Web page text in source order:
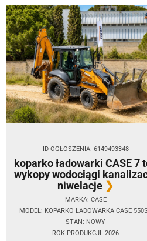
ID OGŁOSZENIA: 6149493348
koparko ładowarki CASE 7
wykopy wodociągi
niwelacje
MARKA: CASE
MODEL: KOPARKO ŁADOWARKA CASE
STAN: NOWY
ROK PRODUKCJI: 2026